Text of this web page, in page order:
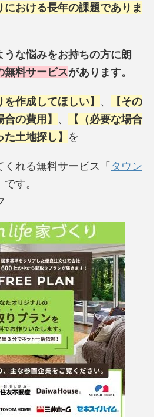
における長年の課題でありま
うな悩みをお持ちの方に朗
無料サービスがあります。
を作成してほしい】 、
【その
の費用】 、
【（必要な場合
土地探し】 を
れる無料サービス「 タウン
です。